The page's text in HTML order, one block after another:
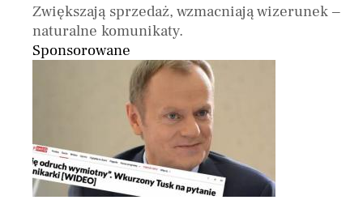
Zwiększają sprzedaż, wzmacniają wizerunek –
naturalne komunikaty.
Sponsorowane